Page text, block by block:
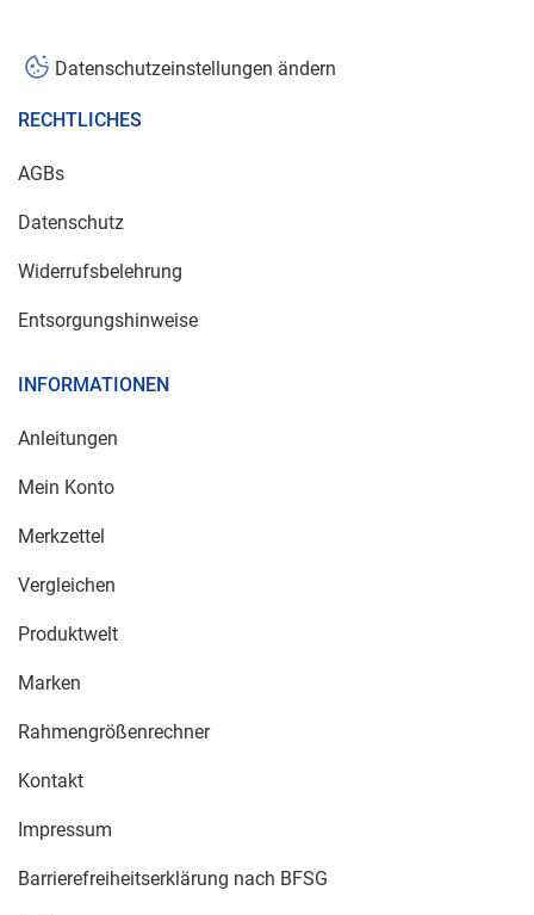
Datenschutzeinstellungen ändern
RECHTLICHES
AGBs
Datenschutz
Widerrufsbelehrung
Entsorgungshinweise
INFORMATIONEN
Anleitungen
Mein Konto
Merkzettel
Vergleichen
Produktwelt
Marken
Rahmengrößenrechner
Kontakt
Impressum
Barrierefreiheitserklärung nach BFSG